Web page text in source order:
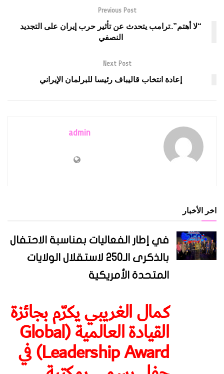
Previous Post
“لا أهتم”..ترامب يتحدث عن تأثير حرب إيران على التجديد
النصفي
Next Post
إعادة انتخاب قاليباف رئيسا للبرلمان الإيراني
admin
اخر الأخبار
في إطار الفعاليات بمناسبة الاحتفال
بالذكرى الـ250 لاستقلال الولايات
المتحدة الأمريكية
كمال الغريبي يكرّم بجائزة
القيادة العالمية (Global
Leadership Award) في